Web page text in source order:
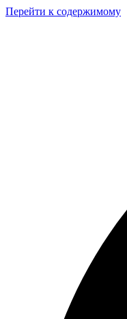
Перейти к содержимому